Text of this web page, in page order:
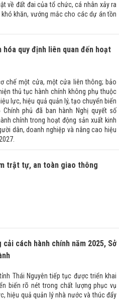
về đất đai của tổ chức, cá nhân xảy ra
khăn, vướng mắc cho các dự án tồn
hóa quy định liên quan đến hoạt
chế một cửa, một cửa liên thông; bảo
thủ tục hành chính không phụ thuộc
lực, hiệu quả quản lý, tạo chuyển biến
phủ đã ban hành Nghị quyết số
chính trong hoạt động sản xuất kinh
dân, doanh nghiệp và nâng cao hiệu
trật tự, an toàn giao thông
cách hành chính năm 2025, Sở
Thái Nguyên tiếp tục được triển khai
biến rõ nét trong chất lượng phục vụ
hiệu quả quản lý nhà nước và thúc đẩy